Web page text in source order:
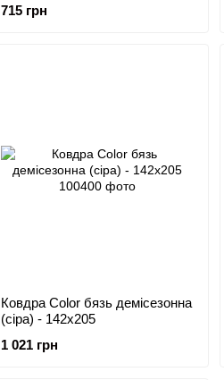
715 грн
Ковдра Color бязь демісезонна
(сіра) - 142x205
1 021 грн